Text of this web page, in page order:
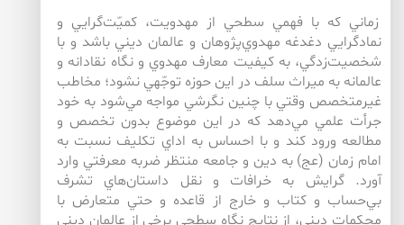
زماني كه با فهمي سطحي از مهدويت، كميّت‌گرايي و
نمادگرايي دغدغه مهدوي‌پژوهان و عالمان ديني باشد و با
شخصيت‌زدگي، به كيفيت معارف مهدوي و نگاه نقادانه و
عالمانه به ميراث سلف در اين حوزه توجّهي نشود؛ مخاطب
غيرمتخصص وقتي با چنين نگرشي مواجه مي‌شود به خود
جرأت علمي مي‌دهد كه در اين موضوع بدون تخصص و
مطالعه ورود كند و با احساس به اداي تكليف نسبت به
امام زمان (عج) به دين و جامعه منتظر ضربه معرفتي وارد
آورد. گرايش به خرافات و نقل داستان‌هاي تشرف
بي‌حساب و كتاب و خارج از قاعده و حتي متعارض با
محكمات ديني، از نتايج نگاه سطحي برخي از عالمان ديني